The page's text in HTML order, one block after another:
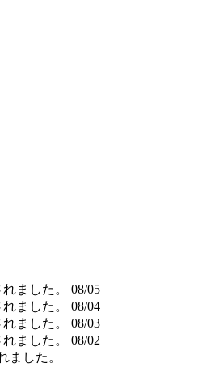
ました。
08/05
ました。
08/04
ました。
08/03
ました。
08/02
ました。